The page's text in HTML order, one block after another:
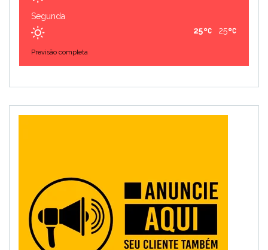
Segunda
25
25
Previsão completa